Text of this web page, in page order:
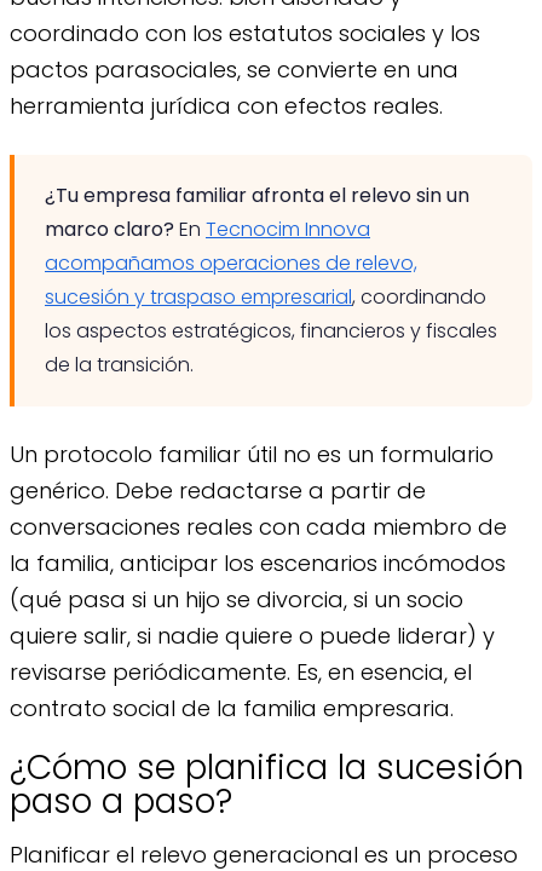
coordinado con los estatutos sociales y los
pactos parasociales, se convierte en una
herramienta jurídica con efectos reales.
¿Tu empresa familiar afronta el relevo sin un
marco claro? En Tecnocim Innova
acompañamos operaciones de relevo,
sucesión y traspaso empresarial, coordinando
los aspectos estratégicos, financieros y fiscales
de la transición.
Un protocolo familiar útil no es un formulario
genérico. Debe redactarse a partir de
conversaciones reales con cada miembro de
la familia, anticipar los escenarios incómodos
(qué pasa si un hijo se divorcia, si un socio
quiere salir, si nadie quiere o puede liderar) y
revisarse periódicamente. Es, en esencia, el
contrato social de la familia empresaria.
¿Cómo se planifica la sucesión
paso a paso?
Planificar el relevo generacional es un proceso